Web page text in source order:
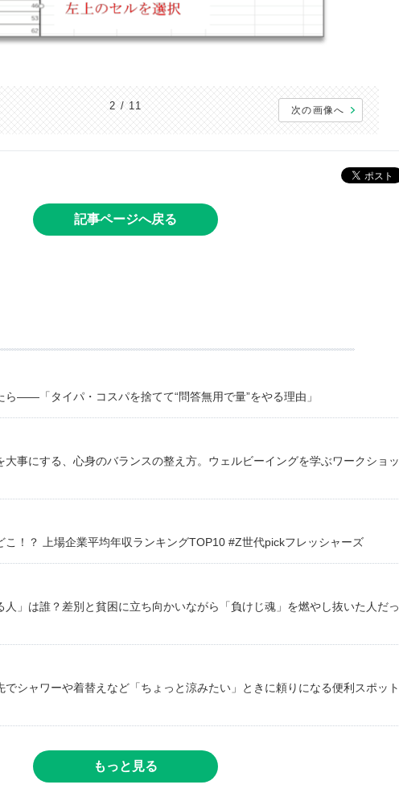
2 / 11 次の画像へ
記事ページへ戻る
――「タイパ・コスパを捨てて“問答無用で量”をやる理由」
事にする、心身のバランスの整え方。ウェルビーイングを学ぶワークショッ
こ！？ 上場企業平均年収ランキングTOP10 #Z世代pickフレッシャーズ
」は誰？差別と貧困に立ち向かいながら「負けじ魂」を燃やし抜いた人だっ
でシャワーや着替えなど「ちょっと涼みたい」ときに頼りになる便利スポット
もっと見る